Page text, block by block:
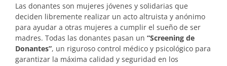
Las donantes son mujeres jóvenes y solidarias que
deciden libremente realizar un acto altruista y anónimo
para ayudar a otras mujeres a cumplir el sueño de ser
madres. Todas las donantes pasan un “Screening de
Donantes”, un riguroso control médico y psicológico para
garantizar la máxima calidad y seguridad en los